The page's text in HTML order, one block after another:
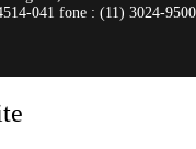
041 fone : (11) 3024-9500